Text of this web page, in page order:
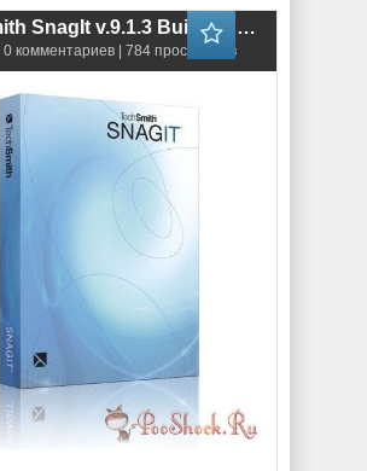
TechSmith SnagIt v.9.1.3 Build 19 RUS
| 0 комментариев | 784 просмотров